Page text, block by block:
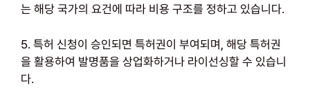
는 해당 국가의 요건에 따라 비용 구조를 정하고 있습니다.
5. 특허 신청이 승인되면 특허권이 부여되며, 해당 특허권
을 활용하여 발명품을 상업화하거나 라이선싱할 수 있습니
다.